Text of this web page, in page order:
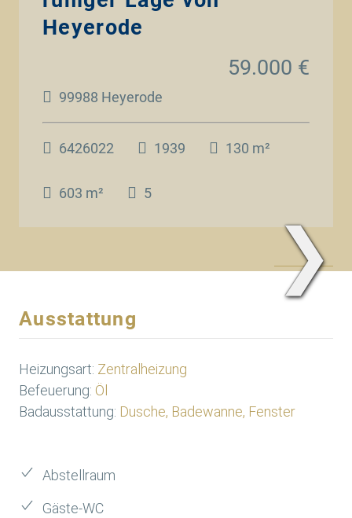
Heyerode
99988 Heyerode
59.000 €
6426022 1939 130 m²
603 m² 5
❯
Ausstattung
Heizungsart: Zentralheizung
Befeuerung: Öl
Badausstattung: Dusche, Badewanne, Fenster
Abstellraum
Gäste-WC